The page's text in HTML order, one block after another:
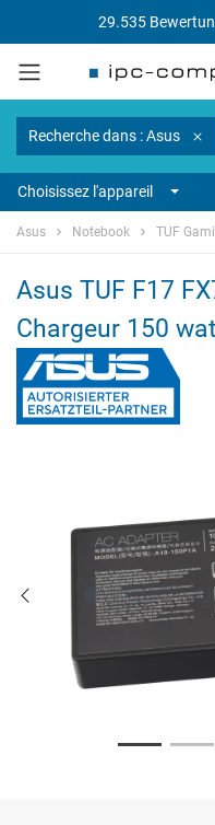
29.535
Recherche dans : Asus
Choisissez l'appareil
Asus Notebook TUF
Asus TUF F17
Chargeur 150